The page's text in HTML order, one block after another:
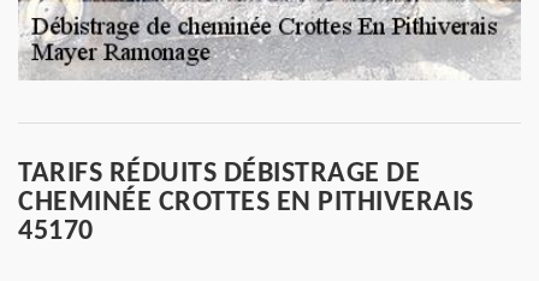
TARIFS RÉDUITS DÉBISTRAGE DE
CHEMINÉE CROTTES EN PITHIVERAIS
45170